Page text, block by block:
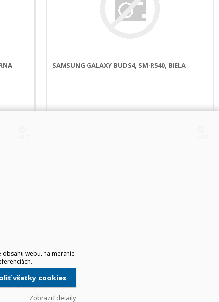
SAMSUNG GALAXY BUDS4, SM-R540, BIELA
BIELA
webu, na meranie
všetky cookies
Zobraziť detaily